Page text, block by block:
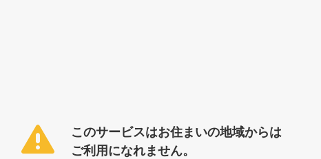
このサービスはお住まいの地域からは
ご利用になれません。